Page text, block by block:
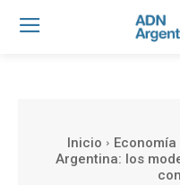
Inicio Economía
Argentina: los